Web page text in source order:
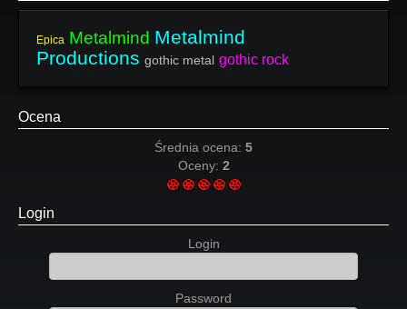
Epica Metalmind Metalmind
Productions gothic metal gothic rock
Ocena
Średnia ocena: 5
Oceny: 2
Login
Login
Password